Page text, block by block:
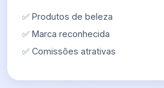
✅ Produtos de beleza
✅ Marca reconhecida
✅ Comissões atrativas